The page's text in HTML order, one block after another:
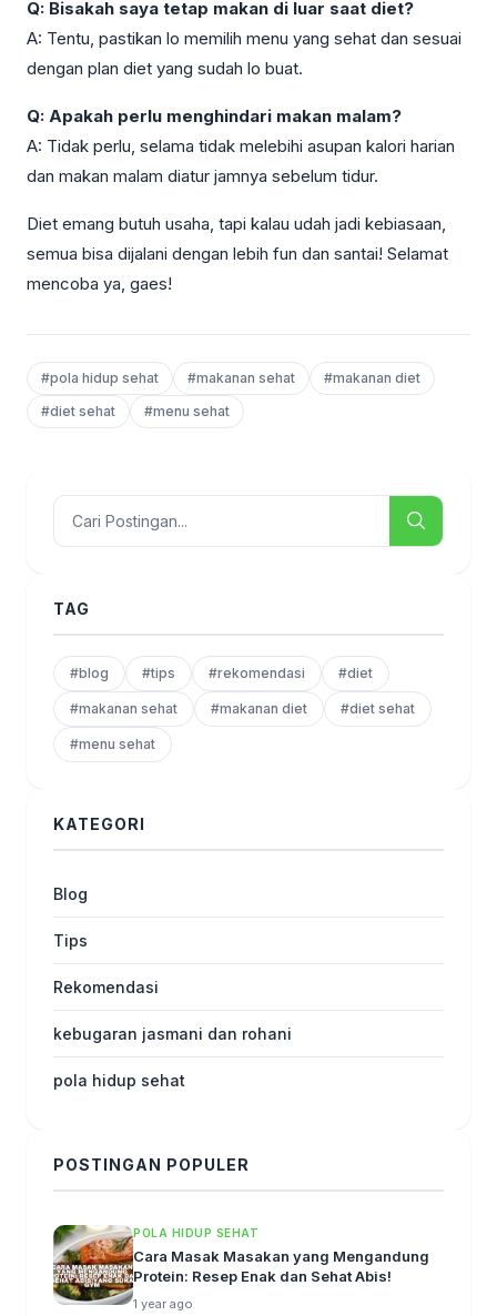
Q: Bisakah saya tetap makan di luar saat diet?
A: Tentu, pastikan lo memilih menu yang sehat dan sesuai
dengan plan diet yang sudah lo buat.
Q: Apakah perlu menghindari makan malam?
A: Tidak perlu, selama tidak melebihi asupan kalori harian
dan makan malam diatur jamnya sebelum tidur.
Diet emang butuh usaha, tapi kalau udah jadi kebiasaan,
semua bisa dijalani dengan lebih fun dan santai! Selamat
mencoba ya, gaes!
#pola hidup sehat #makanan sehat
#makanan diet
#diet sehat
#menu sehat
TAG
#blog #tips #rekomendasi #diet
#makanan sehat #makanan diet #diet sehat
#menu sehat
KATEGORI
Blog
Tips
Rekomendasi
kebugaran jasmani dan rohani
pola hidup sehat
POSTINGAN POPULER
POLA HIDUP SEHAT
Cara Masak Masakan yang Mengandung
Protein: Resep Enak dan Sehat Abis!
1 year ago